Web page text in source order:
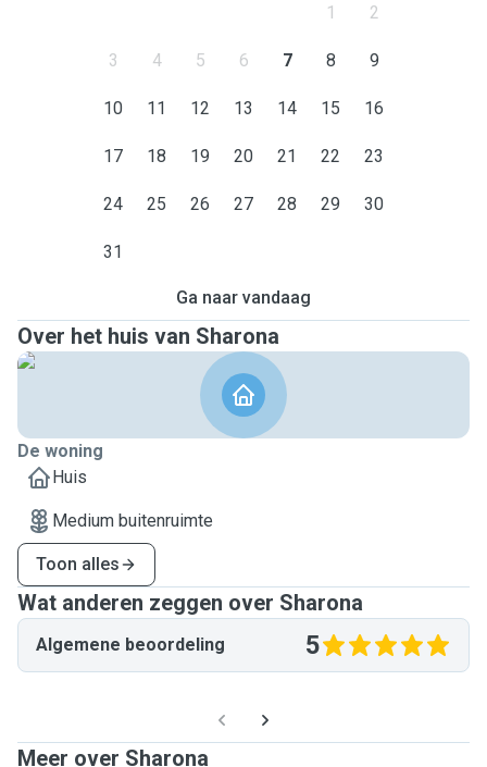
1 2
3 4 5 6 7 8 9
10 11 12 13 14 15 16
17 18 19 20 21 22 23
24 25 26 27 28 29 30
31
Ga naar vandaag
Over het huis van Sharona
De woning
Huis
Medium buitenruimte
Toon alles
Wat anderen zeggen over Sharona
Algemene beoordeling 5
Meer over Sharona